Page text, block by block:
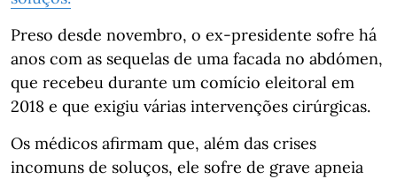
Preso desde novembro, o ex-presidente sofre há
anos com as sequelas de uma facada no abdómen,
que recebeu durante um comício eleitoral em
2018 e que exigiu várias intervenções cirúrgicas.
Os médicos afirmam que, além das crises
incomuns de soluços, ele sofre de grave apneia